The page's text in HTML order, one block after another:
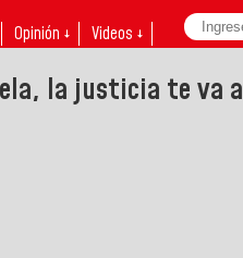
Opinión ↓ Videos ↓
la justicia te va a